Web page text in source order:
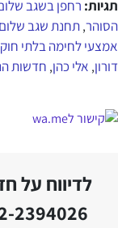
תגיות: רחפן בשגב
הסוהר,תחנת שגב שלום
אמצעי לחימה בלתי
דורון, אלי כהן, חדשות
לדיווח על